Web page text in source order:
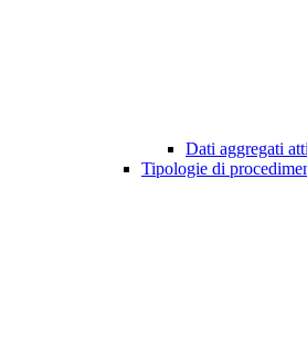
Dati aggregati
Tipologie di